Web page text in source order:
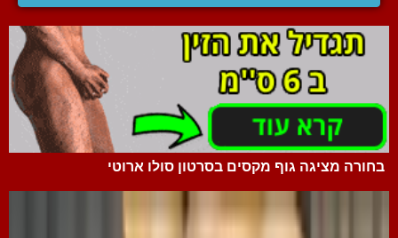
בחורה מציגה גוף מקסים בסרטון סולו ארוטי